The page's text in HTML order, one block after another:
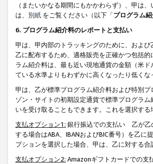
（またいかなる期間にもかかわらず）、甲は
は、 別紙 をご覧ください（以下「プログラム
6. プログラム紹介料のレポートと支払い
甲は、甲内部のトラッキングのために、およ
乙に配布するため、適格販売を正確かつ包括
ラム紹介料は、最も近い現地通貨の金額（米
ている水準よりもわずかに高くなったり低く
甲は、乙が標準プログラム紹介料および特別
ゾン・サイトの初期設定通貨で標準プログラ
いを受け取ることもできます。これを選択す
支払オプション1: 銀行振込での支払い 乙が乙
する場合はABA、IBANおよびBIC番号）を乙
プションを選択した場合、甲は、乙に対する合
支払オプション2: Amazonギフトカードでの支